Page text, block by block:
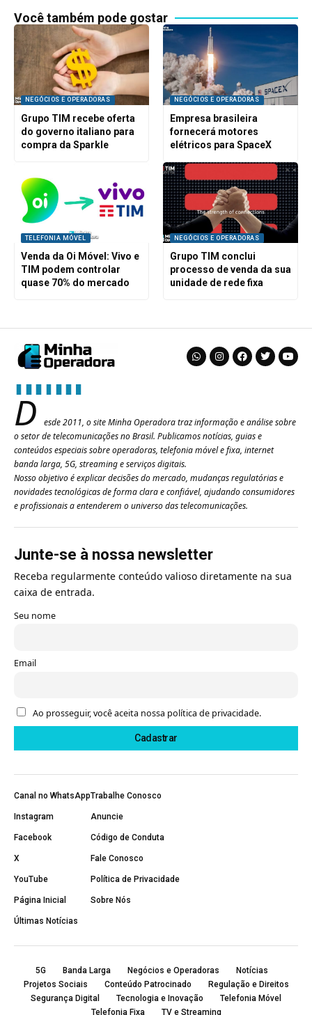
Você também pode gostar
NEGÓCIOS E OPERADORAS
Grupo TIM recebe oferta
do governo italiano para
compra da Sparkle
NEGÓCIOS E OPERADORAS
Empresa brasileira
fornecerá motores
elétricos para SpaceX
TELEFONIA MÓVEL
Venda da Oi Móvel: Vivo e
TIM podem controlar
quase 70% do mercado
NEGÓCIOS E OPERADORAS
Grupo TIM conclui
processo de venda da sua
unidade de rede fixa
D
esde 2011, o site Minha Operadora traz informação e análise sobre
o setor de telecomunicações no Brasil. Publicamos notícias, guias e
conteúdos especiais sobre operadoras, telefonia móvel e fixa, internet
banda larga, 5G, streaming e serviços digitais.
Nosso objetivo é explicar decisões do mercado, mudanças regulatórias e
novidades tecnológicas de forma clara e confiável, ajudando consumidores
e profissionais a entenderem o universo das telecomunicações.
Junte-se à nossa newsletter
Receba regularmente conteúdo valioso diretamente na sua
caixa de entrada.
Seu nome
Email
Ao prosseguir, você aceita nossa política de privacidade.
Canal no WhatsApp
Instagram
Facebook
X
YouTube
Página Inicial
Últimas Notícias
Trabalhe Conosco
Anuncie
Código de Conduta
Fale Conosco
Política de Privacidade
Sobre Nós
5G Banda Larga Negócios e Operadoras
Notícias
Projetos Sociais
Conteúdo Patrocinado
Regulação e Direitos
Segurança Digital
Tecnologia e Inovação
Telefonia Móvel
Telefonia Fixa
TV e Streaming